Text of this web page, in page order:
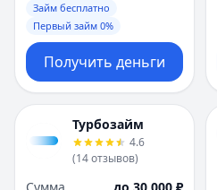
Займ бесплатно
Первый займ 0%
Получить деньги
Турбозайм
4.6
(14отзывов)